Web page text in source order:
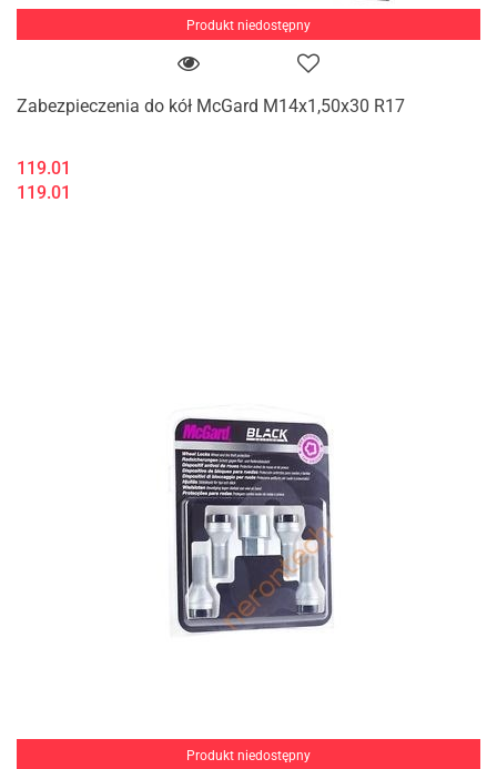
Produkt niedostępny
Zabezpieczenia do kół McGard M14x1,50x30 R17
119.01
119.01
Produkt niedostępny